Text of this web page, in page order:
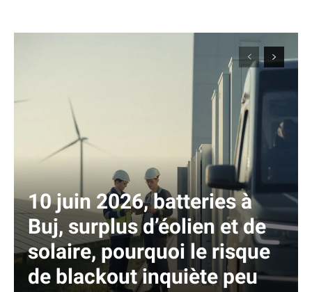
10 juin 2026, batteries à
Buj, surplus d’éolien et de
solaire, pourquoi le risque
de blackout inquiète peu